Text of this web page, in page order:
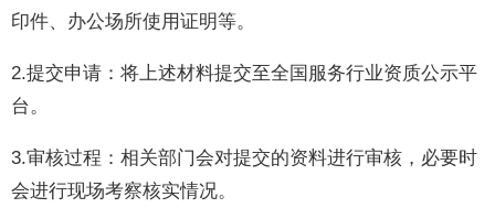
印件、办公场所使用证明等。
2.提交申请：将上述材料提交至全国服务行业资质公示平
台。
3.审核过程：相关部门会对提交的资料进行审核，必要时
会进行现场考察核实情况。